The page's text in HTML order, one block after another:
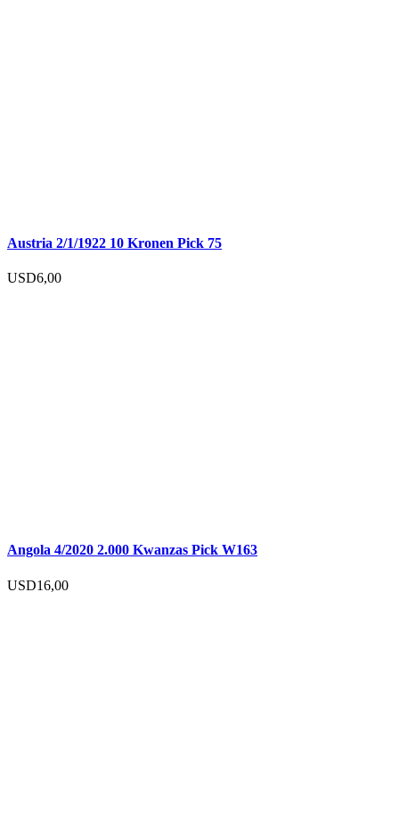
Austria 2/1/1922 10 Kronen Pick 75
USD6,00
Angola 4/2020 2.000 Kwanzas Pick W163
USD16,00